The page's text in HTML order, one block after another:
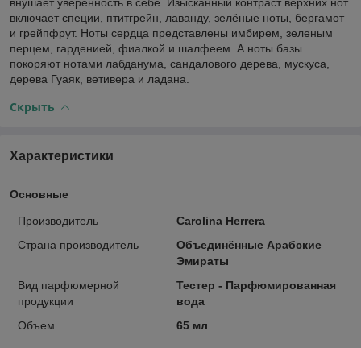
включает специи, птитгрейн, лаванду, зелёные ноты, бергамот
и грейпфрут. Ноты сердца представлены имбирем, зеленым
перцем, гарденией, фиалкой и шалфеем. А ноты базы
покоряют нотами лабданума, сандалового дерева, мускуса,
дерева Гуаяк, ветивера и ладана.
Скрыть
Характеристики
Основные
Производитель
Carolina Herrera
Страна производитель
Объединённые Арабские
Эмираты
Вид парфюмерной
продукции
Тестер - Парфюмированная
вода
Объем
65 мл